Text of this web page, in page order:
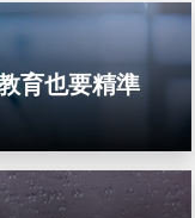
育也要精準